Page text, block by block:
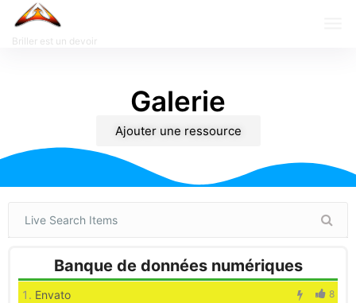
Briller est un devoir
Galerie
Ajouter une ressource
Banque de données numériques
Envato 8